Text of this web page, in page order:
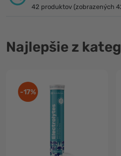
42 produktov (zobrazených
Najlepšie z
-17%